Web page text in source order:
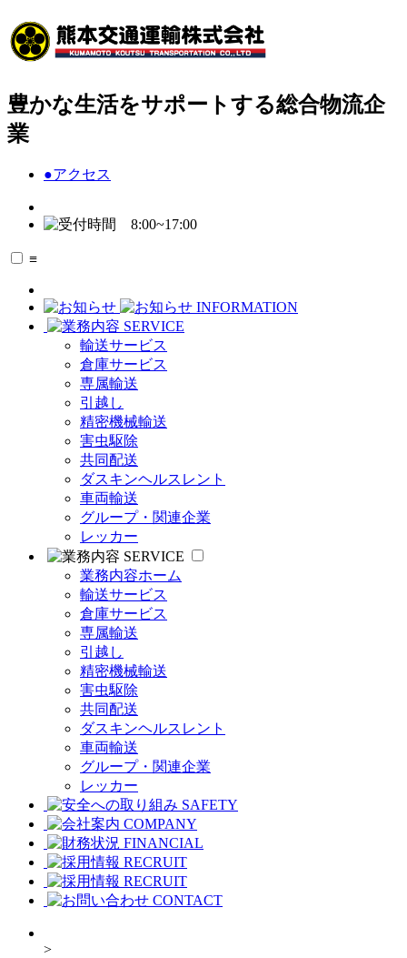
豊かな生活をサポートする総合物流企
業
●アクセス
≡
INFORMATION
SERVICE
輸送サービス
倉庫サービス
専属輸送
引越し
精密機械輸送
害虫駆除
共同配送
ダスキンヘルスレント
車両輸送
グループ・関連企業
レッカー
SERVICE
業務内容ホーム
輸送サービス
倉庫サービス
専属輸送
引越し
精密機械輸送
害虫駆除
共同配送
ダスキンヘルスレント
車両輸送
グループ・関連企業
レッカー
SAFETY
COMPANY
FINANCIAL
RECRUIT
RECRUIT
CONTACT
>